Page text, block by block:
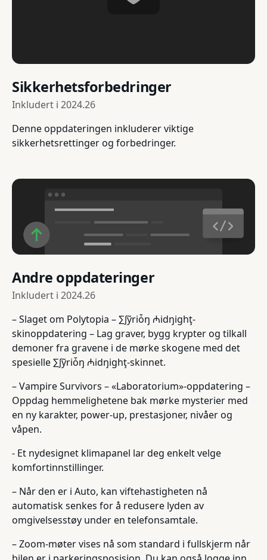
Sikkerhetsforbedringer
Inkludert i 2024.26
Denne oppdateringen inkluderer viktige
sikkerhetsrettinger og forbedringer.
Andre oppdateringer
Inkludert i 2024.26
– Slaget om Polytopia – ∑∫ỹriȱŋ ₼idŋighţ-
skinoppdatering – Lag graver, bygg krypter og tilkall
demoner fra gravene i de mørke skogene med det
spesielle ∑∫ỹriȱŋ ₼idŋighţ-skinnet.
– Vampire Survivors – «Laboratorium»-oppdatering –
Oppdag hemmelighetene bak mørke mysterier med
en ny karakter, power-up, prestasjoner, nivåer og
våpen.
- Et nydesignet klimapanel lar deg enkelt velge
komfortinnstillinger.
– Når den er i Auto, kan viftehastigheten nå
automatisk senkes for å redusere lyden av
omgivelsesstøy under en telefonsamtale.
– Zoom-møter vises nå som standard i fullskjerm når